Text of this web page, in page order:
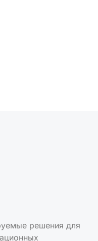
решения для